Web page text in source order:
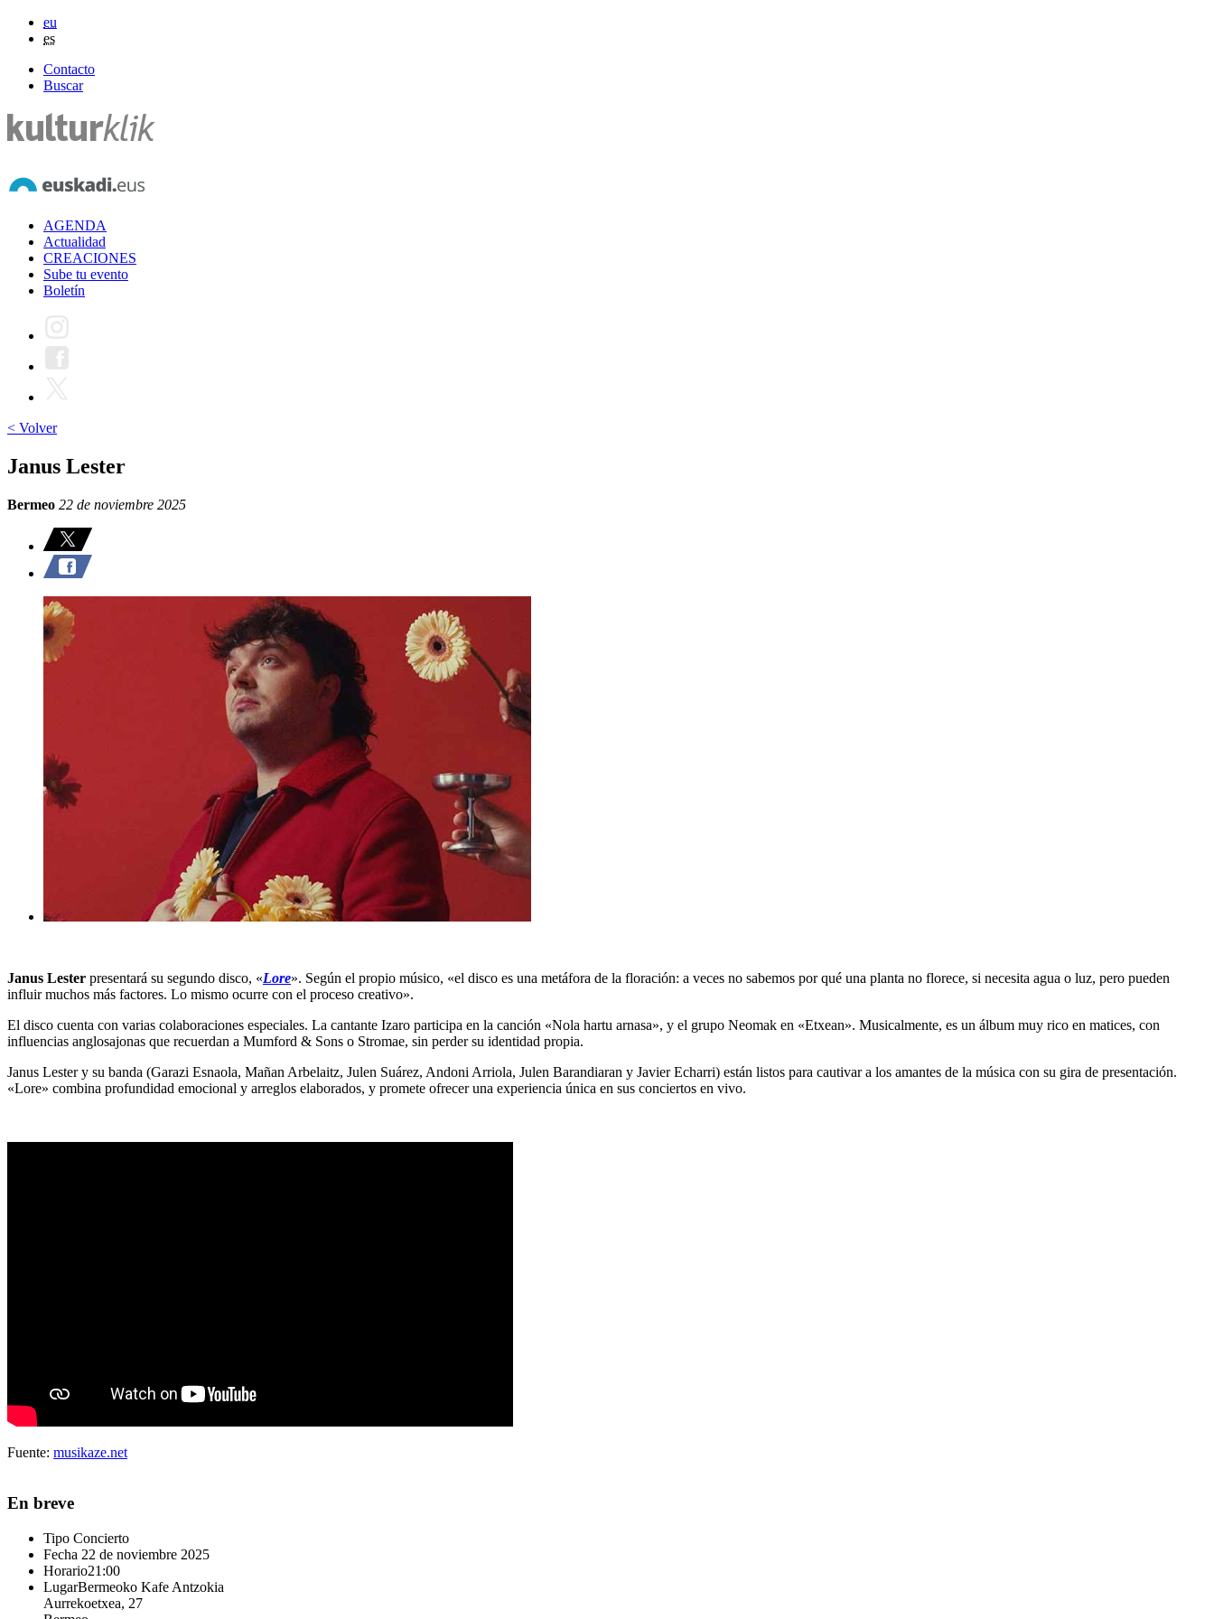
eu
es
Contacto
Buscar
AGENDA
Actualidad
CREACIONES
Sube tu evento
Boletín
< Volver
Janus Lester
Bermeo 22 de noviembre 2025
Janus Lester presentará su segundo disco, «Lore». Según el propio músico, «el disco es una metáfora de la floración: a veces no sabemos por qué una planta no florece, si necesita agua o luz, pero pueden
influir muchos más factores. Lo mismo ocurre con el proceso creativo».
El disco cuenta con varias colaboraciones especiales. La cantante Izaro participa en la canción «Nola hartu arnasa», y el grupo Neomak en «Etxean». Musicalmente, es un álbum muy rico en matices, con
influencias anglosajonas que recuerdan a Mumford & Sons o Stromae, sin perder su identidad propia.
Janus Lester y su banda (Garazi Esnaola, Mañan Arbelaitz, Julen Suárez, Andoni Arriola, Julen Barandiaran y Javier Echarri) están listos para cautivar a los amantes de la música con su gira de presentación.
«Lore» combina profundidad emocional y arreglos elaborados, y promete ofrecer una experiencia única en sus conciertos en vivo.
Fuente: musikaze.net
En breve
Tipo Concierto
Fecha 22 de noviembre 2025
Horario21:00
LugarBermeoko Kafe Antzokia
Aurrekoetxea, 27